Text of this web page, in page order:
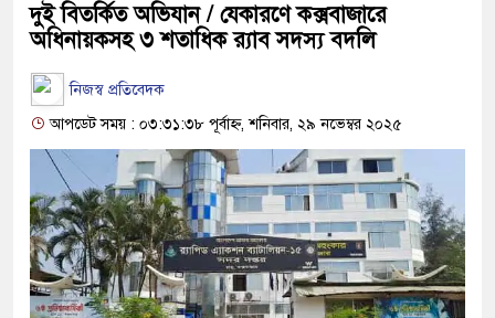
দুই বিতর্কিত অভিযান / যেকারণে কক্সবাজারে
অধিনায়কসহ ৩ শতাধিক র‍্যাব সদস্য বদলি
নিজস্ব প্রতিবেদক
আপডেট সময় : ০৩:৩১:৩৮ পূর্বাহ্ন, শনিবার, ২৯ নভেম্বর ২০২৫